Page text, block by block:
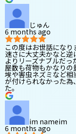
じゅん
6 months ago
この度はお世話にな
速さに大丈夫かなと
よりリーズナブルだ
屋数も荷物もかなりの
埃や害虫ネズミなど
が付けられなかった為
た。
im nameim
6 months ago